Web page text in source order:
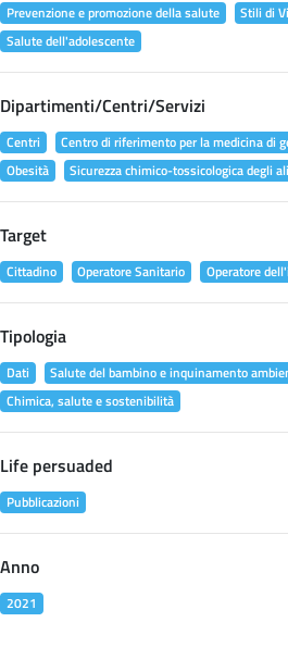
Prevenzione e promozione della salute
Stili di
Salute dell'adolescente
Dipartimenti/Centri/Servizi
Centri Centro di riferimento per la medicina di
Obesità
Sicurezza chimico-tossicologica degli
Target
Cittadino Operatore Sanitario Operatore
Tipologia
Dati
Salute del bambino e inquinamento
Chimica, salute e sostenibilità
Life persuaded
Pubblicazioni
Anno
2021